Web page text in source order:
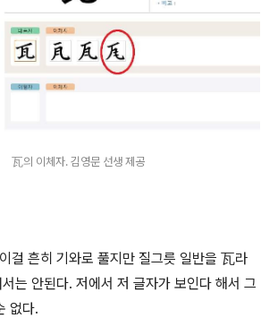
瓦의 이체자. 김영문 선생 제공
걸 흔히 기와로 풀지만 질그릇 일반을 瓦라
는 안된다. 저에서 저 글자가 보인다 해서 그
없다.